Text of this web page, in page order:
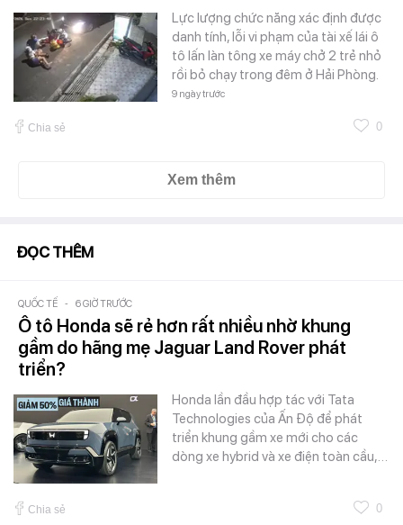
Lực lượng chức năng xác định được
danh tính, lỗi vi phạm của tài xế lái ô
tô lấn làn tông xe máy chở 2 trẻ nhỏ
rồi bỏ chạy trong đêm ở Hải Phòng.
9 ngày trước
Chia sẻ 0
Xem thêm
ĐỌC THÊM
QUỐC TẾ - 6 GIỜ TRƯỚC
Ô tô Honda sẽ rẻ hơn rất nhiều nhờ khung
gầm do hãng mẹ Jaguar Land Rover phát
triển?
Honda lần đầu hợp tác với Tata
Technologies của Ấn Độ để phát
triển khung gầm xe mới cho các
dòng xe hybrid và xe điện toàn cầu,…
Chia sẻ 0